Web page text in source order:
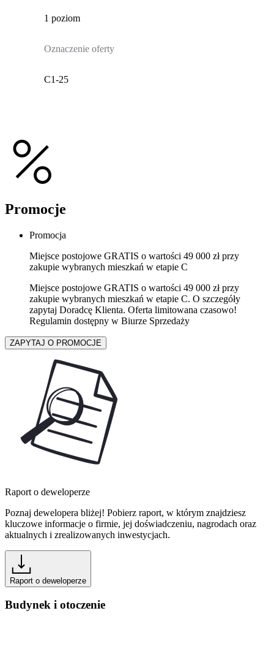
1 poziom
Oznaczenie oferty
C1-25
Promocje
Promocja
Miejsce postojowe GRATIS o wartości 49 000 zł przy
zakupie wybranych mieszkań w etapie C
Miejsce postojowe GRATIS o wartości 49 000 zł przy
zakupie wybranych mieszkań w etapie C. O szczegóły
zapytaj Doradcę Klienta. Oferta limitowana czasowo!
Regulamin dostępny w Biurze Sprzedaży
ZAPYTAJ O PROMOCJE
Raport o deweloperze
Poznaj dewelopera bliżej! Pobierz raport, w którym znajdziesz
kluczowe informacje o firmie, jej doświadczeniu, nagrodach oraz
aktualnych i zrealizowanych inwestycjach.
Raport o deweloperze
Budynek i otoczenie